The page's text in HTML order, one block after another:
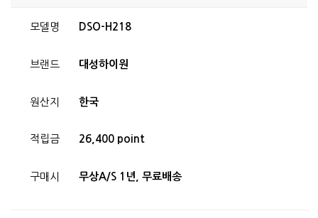
모델명 DSO-H218
브랜드 대성하이원
원산지 한국
적립금 26,400 point
구매시 무상A/S 1년, 무료배송